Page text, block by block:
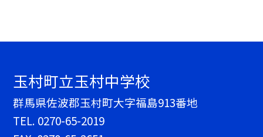
玉村町立玉村中学校
群馬県佐波郡玉村町大字福島913番地
TEL. 0270-65-2019